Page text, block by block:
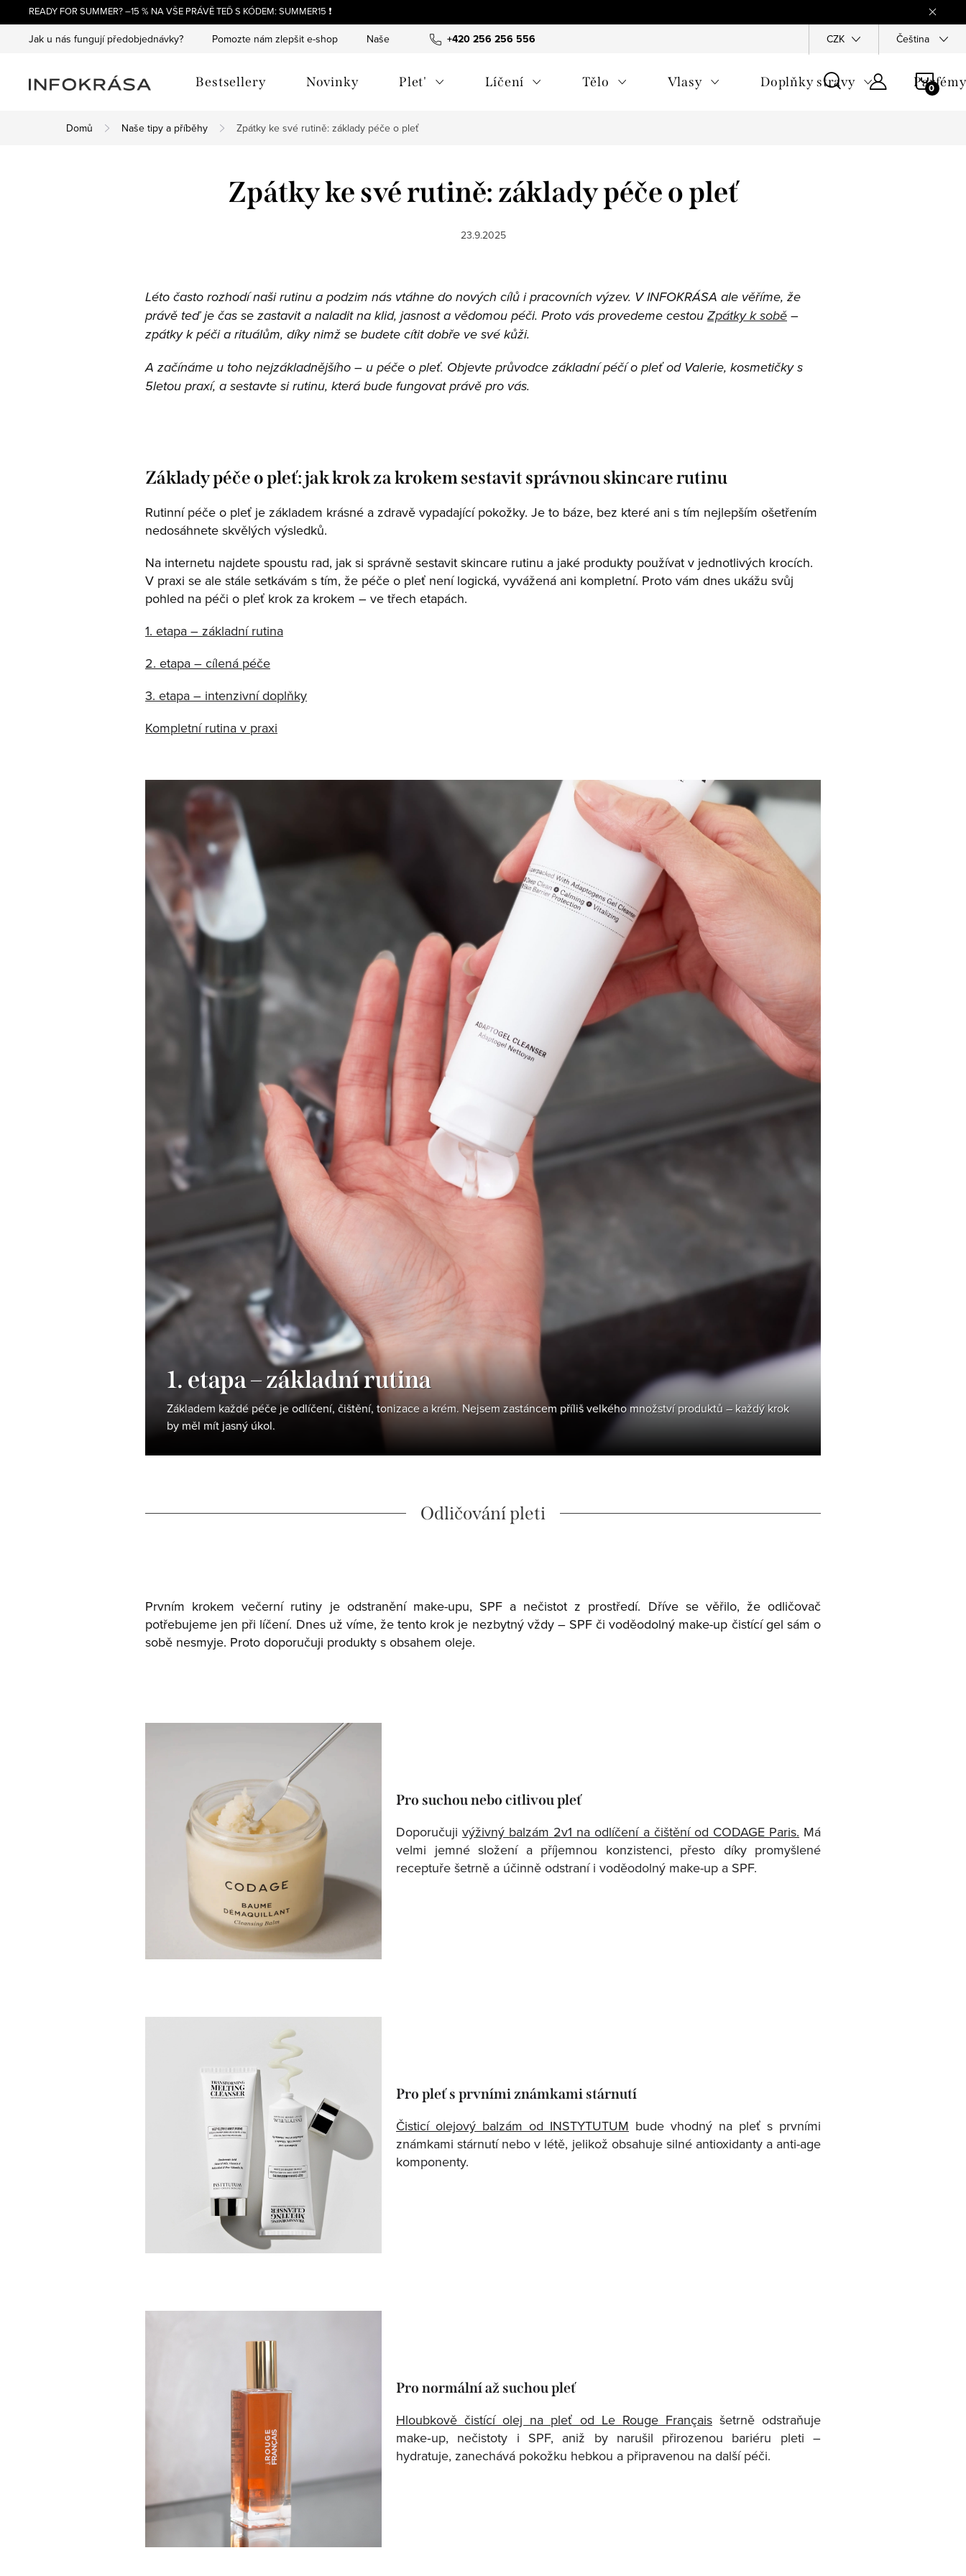
na
obsah
READY FOR SUMMER? –15 % NA VŠE PRÁVĚ TEĎ S KÓDEM: SUMMER15 ❗
+420 256 256 556
Jak u nás fungují předobjednávky? Pomozte nám zlepšit e-shop Naše tipy a příběhy O nás Ochrana osobních údajů Všeobecné
CZK Čeština
Bestsellery Novinky Plet' Líčení Tělo Vlasy Doplňky stravy Parfémy
Domů Naše tipy a příběhy Zpátky ke své rutině: základy péče o pleť
Zpátky ke své rutině: základy péče o pleť
23.9.2025
Léto často rozhodí naši rutinu a podzim nás vtáhne do nových cílů i pracovních výzev. V INFOKRÁSA ale věříme, že
právě teď je čas se zastavit a naladit na klid, jasnost a vědomou péči. Proto vás provedeme cestouZpátky k sobě–
zpátky k péči a rituálům, díky nimž se budete cítit dobře ve své kůži.
A začínáme u toho nejzákladnějšího – u péče o pleť. Objevte průvodce základní péčí o pleť od Valerie, kosmetičky s
5letou praxí, a sestavte si rutinu, která bude fungovat právě pro vás.
Základy péče o pleť: jak krok za krokem sestavit správnou skincare rutinu
Rutinní péče o pleť je základem krásné a zdravě vypadající pokožky. Je to báze, bez které ani s tím nejlepším ošetřením
nedosáhnete skvělých výsledků.
Na internetu najdete spoustu rad, jak si správně sestavit skincare rutinu a jaké produkty používat v jednotlivých krocích.
V praxi se ale stále setkávám s tím, že péče o pleť není logická, vyvážená ani kompletní. Proto vám dnes ukážu svůj
pohled na péči o pleť krok za krokem – ve třech etapách.
1. etapa – základní rutina
2. etapa – cílená péče
3. etapa – intenzivní doplňky
Kompletní rutina v praxi
1. etapa – základní rutina
Základem každé péče je odlíčení, čištění, tonizace a krém. Nejsem zastáncem příliš velkého množství produktů – každý krok
by měl mít jasný úkol.
Odličování pleti
Prvním krokem večerní rutiny je odstranění make-upu, SPF a nečistot z prostředí. Dříve se věřilo, že odličovač
potřebujeme jen při líčení. Dnes už víme, že tento krok je nezbytný vždy – SPF či voděodolný make-up čistící gel sám o
sobě nesmyje. Proto doporučuji produkty s obsahem oleje.
Pro suchou nebo citlivou pleť
Doporučujivýživný balzám 2v1 na odlíčení a čištění od CODAGE Paris. Má
velmi jemné složení a příjemnou konzistenci, přesto díky promyšlené
receptuře šetrně a účinně odstraní i voděodolný make-up a SPF.
Pro pleť s prvními známkami stárnutí
Čisticí olejový balzám od INSTYTUTUM bude vhodný na pleť s prvními
známkami stárnutí nebo v létě, jelikož obsahuje silné antioxidanty a anti-age
komponenty.
Pro normální až suchou pleť
Hloubkově čistící olej na pleť od Le Rouge Françaisšetrně odstraňuje
make‑up, nečistoty i SPF, aniž by narušil přirozenou bariéru pleti –
hydratuje, zanechává pokožku hebkou a připravenou na další péči.